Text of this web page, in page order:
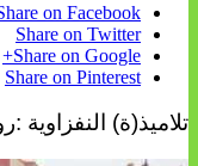
on Facebook
Share on Twitter
Share on Google+
Share on Pinterest
تلاميذ(ة) النفزاوية